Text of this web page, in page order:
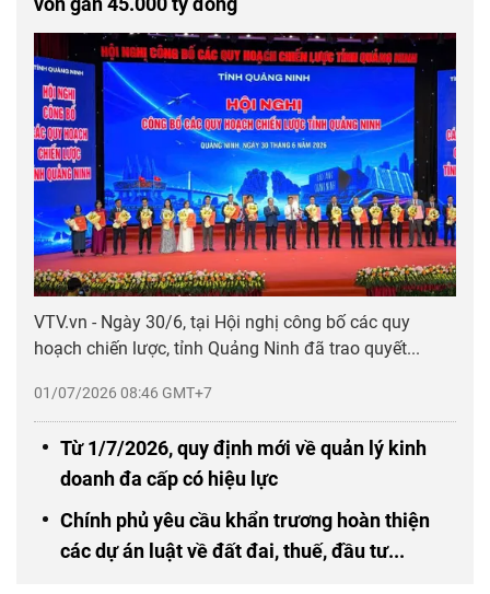
01/07/2026 08:46 GMT+7
VTV.vn - Ngày 30/6, tại Hội nghị công bố các quy
hoạch chiến lược, tỉnh Quảng Ninh đã trao quyết...
Từ 1/7/2026, quy định mới về quản lý kinh
doanh đa cấp có hiệu lực
Chính phủ yêu cầu khẩn trương hoàn thiện
các dự án luật về đất đai, thuế, đầu tư...